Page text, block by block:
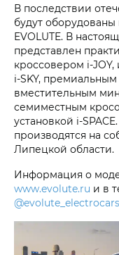
В последствии
будут
EVOLUTE. В
представлен
кроссовером
i‑SKY,
вместительным
семиместным
установкой
производятся на
Липецкой области.
Информация о
www.evolute.ru и в
@evolute_electrocars